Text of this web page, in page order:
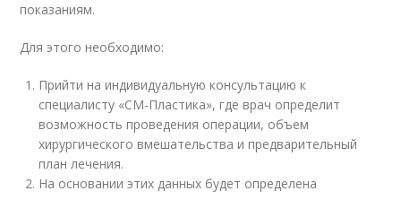
показаниям.
Для этого необходимо:
Прийти на индивидуальную консультацию к
специалисту «СМ-Пластика», где врач определит
возможность проведения операции, объем
хирургического вмешательства и предварительный
план лечения.
На основании этих данных будет определена